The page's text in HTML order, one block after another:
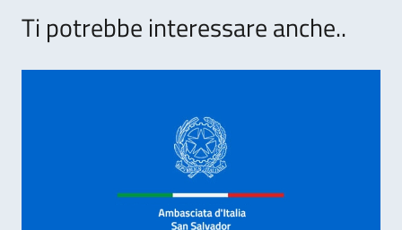
Ti potrebbe interessare anche..